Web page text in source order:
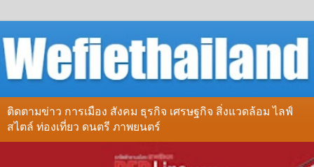
ติดตามข่าว การเมือง สังคม ธุรกิจ เศรษฐกิจ สิ่งแวดล้อม ไลฟ์
สไตล์ ท่องเที่ยว ดนตรี ภาพยนตร์